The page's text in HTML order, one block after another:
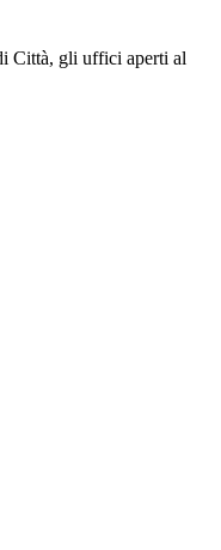
Città, gli uffici aperti al